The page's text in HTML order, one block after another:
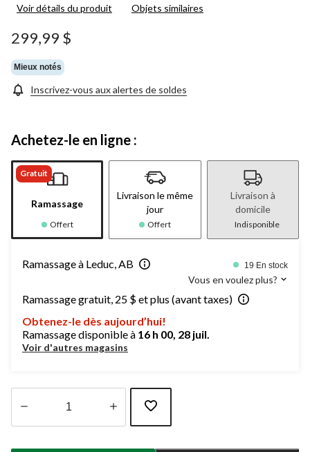
365
Voir détails du produit Objets similaires
299,99 $
Mieux notés
Inscrivez-vous aux alertes de soldes
Achetez-le en ligne :
Gratuit
Ramassage
Offert
Livraison le même
jour
Offert
Livraison à
domicile
Indisponible
Ramassage à Leduc, AB 19 En stock
Vous en voulez plus?
Ramassage gratuit, 25 $ et plus (avant taxes)
Obtenez-le dès aujourd’hui!
Ramassage disponible à 16 h 00, 28 juil.
Voir d'autres magasins